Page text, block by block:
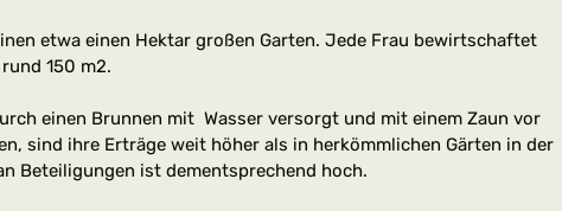
etwa einen Hektar großen Garten. Jede Frau bewirtschaftet
150 m2.
einen Brunnen mit Wasser versorgt und mit einem Zaun vor
sind ihre Erträge weit höher als in herkömmlichen Gärten in der
Beteiligungen ist dementsprechend hoch.